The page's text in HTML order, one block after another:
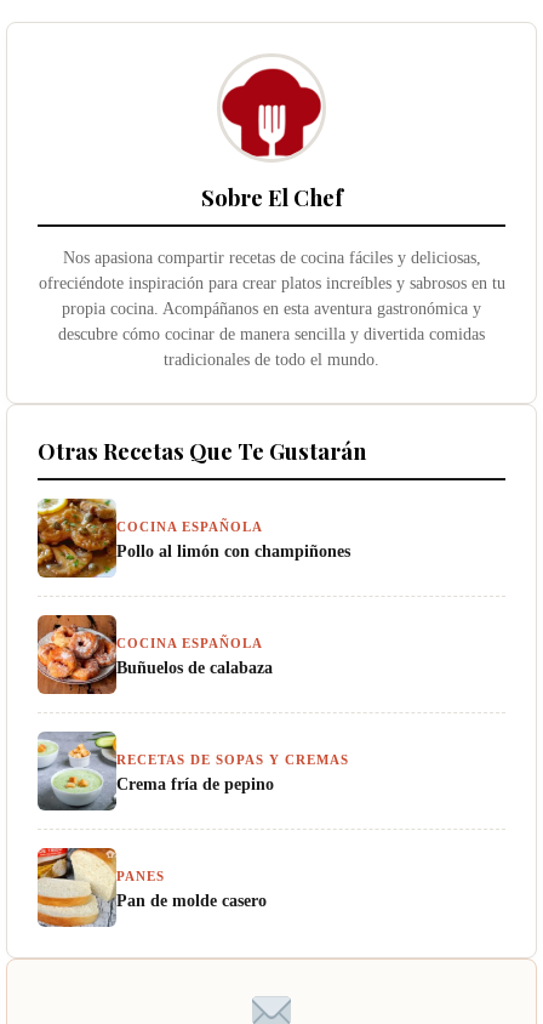
Sobre El Chef
Nos apasiona compartir recetas de cocina fáciles y deliciosas,
ofreciéndote inspiración para crear platos increíbles y sabrosos en tu
propia cocina. Acompáñanos en esta aventura gastronómica y
descubre cómo cocinar de manera sencilla y divertida comidas
tradicionales de todo el mundo.
Otras Recetas Que Te Gustarán
COCINA ESPAÑOLA
Pollo al limón con champiñones
COCINA ESPAÑOLA
Buñuelos de calabaza
RECETAS DE SOPAS Y CREMAS
Crema fría de pepino
PANES
Pan de molde casero